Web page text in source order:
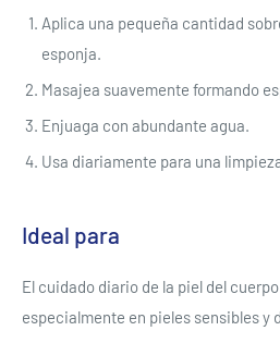
Aplica una pequeña cantidad
esponja.
Masajea suavemente formando
Enjuaga con abundante agua.
Usa diariamente para una
Ideal para
El cuidado diario de la piel del
especialmente en pieles sensibles y